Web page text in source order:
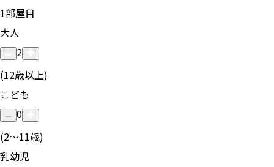
1部屋目
大人
2
(12歳以上)
こども
0
(2〜11歳)
乳幼児